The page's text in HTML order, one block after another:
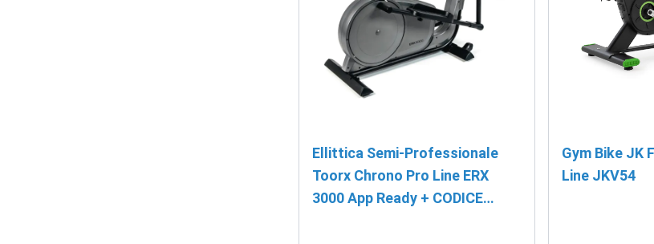
Ellittica Semi-Professionale
Toorx Chrono Pro Line ERX
3000 App Ready + CODICE
Gym Bike JK
Line JKV54